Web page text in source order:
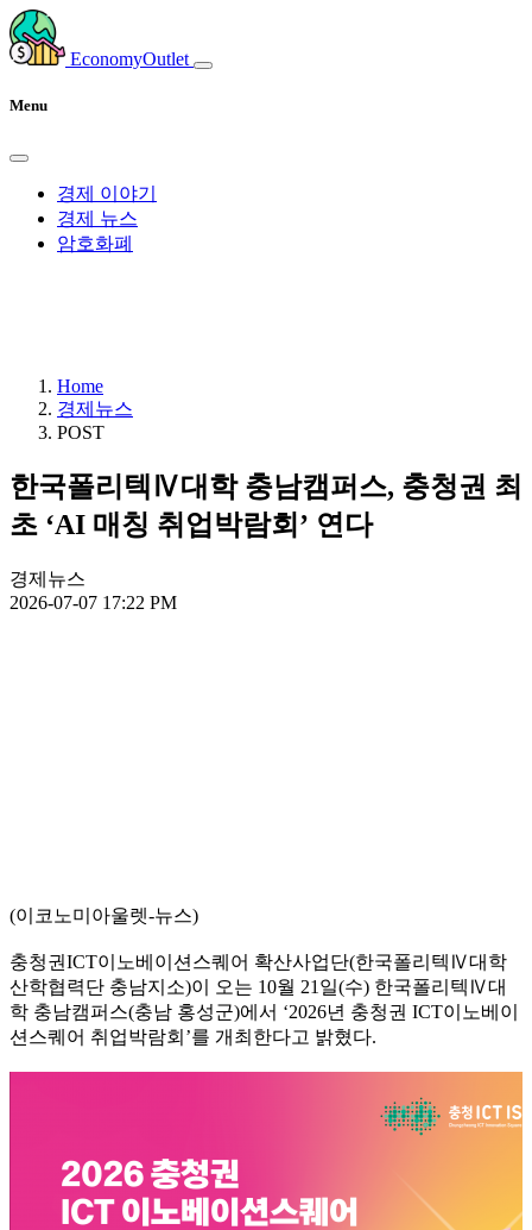
EconomyOutlet
Menu
경제 이야기
경제 뉴스
암호화폐
Home
경제뉴스
POST
한국폴리텍Ⅳ대학 충남캠퍼스, 충청권 최
초 ‘AI 매칭 취업박람회’ 연다
경제뉴스
2026-07-07 17:22 PM
(이코노미아울렛-뉴스)
충청권ICT이노베이션스퀘어 확산사업단(한국폴리텍Ⅳ대학
산학협력단 충남지소)이 오는 10월 21일(수) 한국폴리텍Ⅳ대
학 충남캠퍼스(충남 홍성군)에서 ‘2026년 충청권 ICT이노베이
션스퀘어 취업박람회’를 개최한다고 밝혔다.